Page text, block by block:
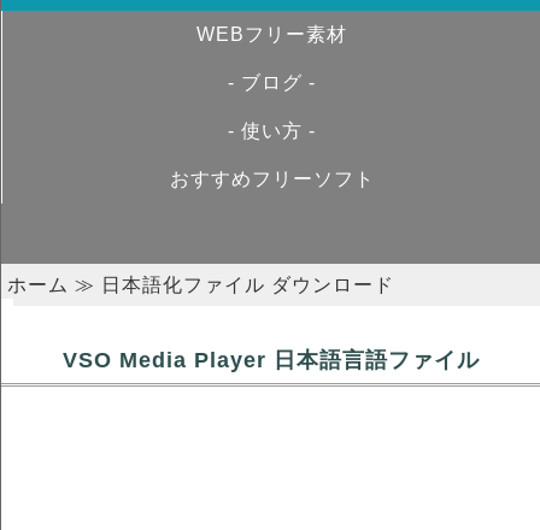
WEBフリー素材
- ブログ -
- 使い方 -
おすすめフリーソフト
ホーム ≫ 日本語化ファイル ダウンロード
VSO Media Player 日本語言語ファイル